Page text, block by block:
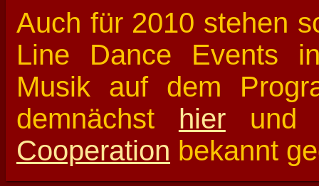
Auch für 2010 stehen
Line Dance Events
Musik auf dem
demnächst hierund
Cooperation bekannt